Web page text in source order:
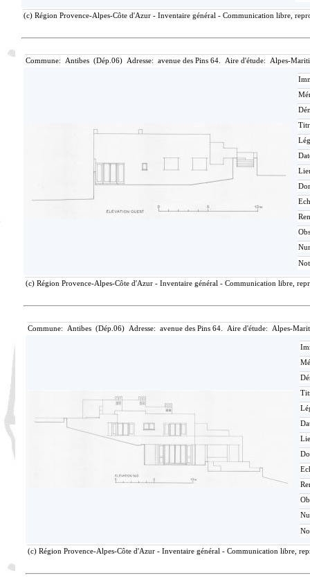
(c) Région Provence-Alpes-Côte d'Azur - Inventaire général - Communication libre,
Commune: Antibes (Dép.06) Adresse: avenue des Pins 64. Aire d'étude: Alpes-
Obs
(c) Région Provence-Alpes-Côte d'Azur - Inventaire général - Communication libre,
Commune: Antibes (Dép.06) Adresse: avenue des Pins 64. Aire d'étude: Alpes-
(c) Région Provence-Alpes-Côte d'Azur - Inventaire général - Communication libre,